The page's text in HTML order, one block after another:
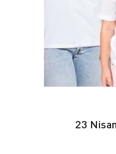
23